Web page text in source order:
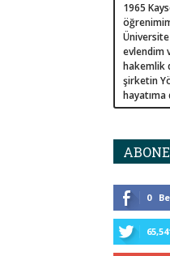
1965
evlendim
hakemlik
şirketin
0